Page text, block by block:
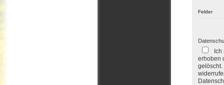
Felder
erhoben